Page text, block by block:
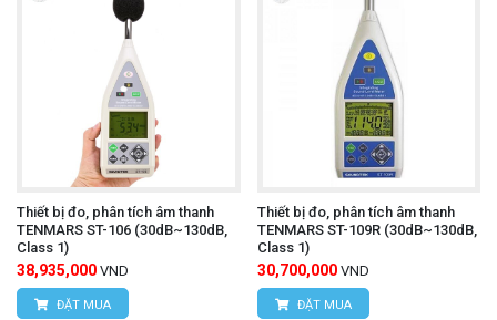
Thiết bị đo, phân tích âm thanh
TENMARS ST-106 (30dB~130dB,
Class 1)
38,935,000 VND
ĐẶT MUA
Thiết bị đo, phân tích âm thanh
TENMARS ST-109R (30dB~130dB,
Class 1)
30,700,000 VND
ĐẶT MUA